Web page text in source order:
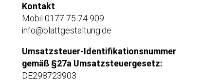
Kontakt
Mobil 0177 75 74 909
info@blattgestaltung.de
Umsatzsteuer-Identifikationsnummer
gemäß §27a Umsatzsteuergesetz:
DE298723903